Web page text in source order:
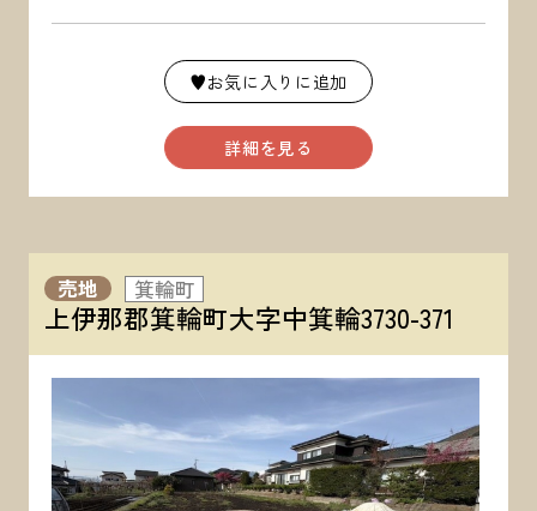
♥お気に入りに追加
詳細を見る
売地 箕輪町
上伊那郡箕輪町大字中箕輪3730-371